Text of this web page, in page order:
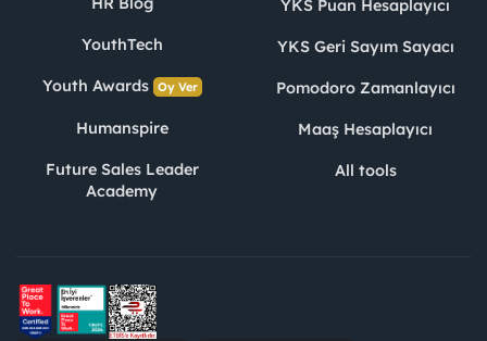
YouthTech
Youth Awards Oy Ver
Humanspire
Future Sales Leader
Academy
YKS Puan Hesaplayıcı
YKS Geri Sayım Sayacı
Pomodoro Zamanlayıcı
Maaş Hesaplayıcı
All tools